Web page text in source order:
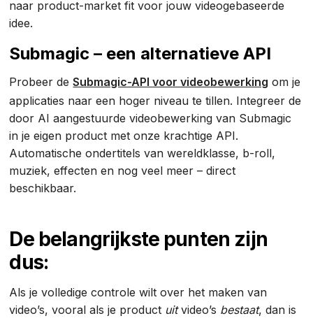
naar product-market fit voor jouw videogebaseerde
idee.
Submagic – een alternatieve API
Probeer deSubmagic-API voor videobewerking om je
applicaties naar een hoger niveau te tillen. Integreer de
door AI aangestuurde videobewerking van Submagic
in je eigen product met onze krachtige API.
Automatische ondertitels van wereldklasse, b-roll,
muziek, effecten en nog veel meer – direct
beschikbaar.
De belangrijkste punten zijn
dus:
Als je volledige controle wilt over het maken van
video’s, vooral als je product uitvideo’s bestaat, dan is